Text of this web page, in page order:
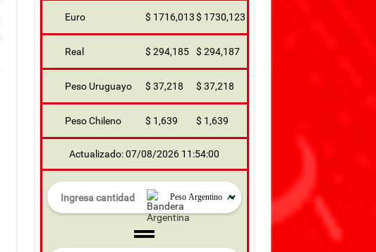
Euro $ 1716,013$ 1730,123
Real $ 294,185 $ 294,187
Peso Uruguayo $ 37,218 $ 37,218
Peso Chileno $ 1,639 $ 1,639
Actualizado: 07/08/2026 11:54:00